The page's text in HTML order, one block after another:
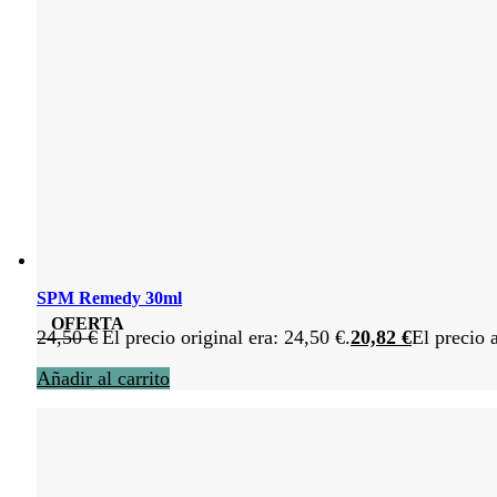
OFERTA
SPM Remedy 30ml
24,50€ El precio original era: 24,50 €.20,82 €El precio
Añadir al carrito